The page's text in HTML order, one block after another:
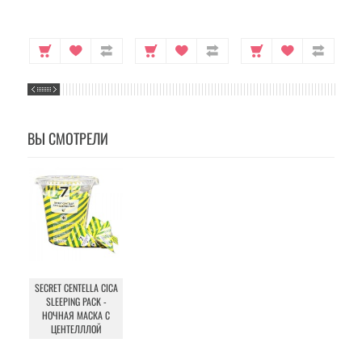
ВЫ СМОТРЕЛИ
SECRET CENTELLA CICA
SLEEPING PACK -
НОЧНАЯ МАСКА С
ЦЕНТЕЛЛЛОЙ